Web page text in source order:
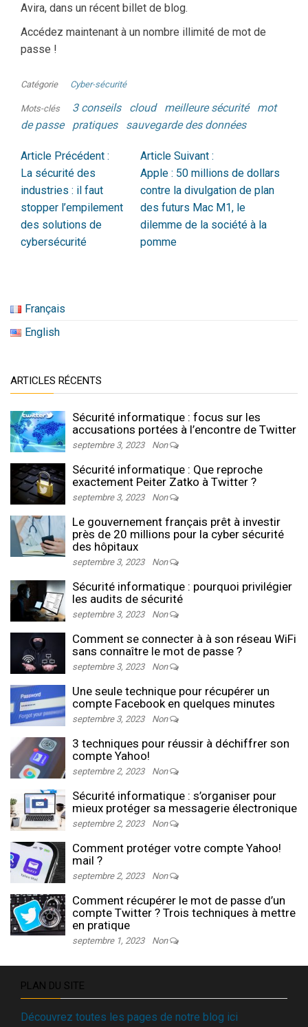
Avira, dans un récent billet de blog.
Accédez maintenant à un nombre illimité de mot de
passe !
Catégorie Cyber-sécurité
Mots-clés 3 conseils cloud meilleure sécurité
mot
de passe
pratiques sauvegarde des données
Article Précédent :
La sécurité des
industries : il faut
stopper l’empilement
des solutions de
cybersécurité
Article Suivant :
Apple : 50 millions de dollars
contre la divulgation de plan
des futurs Mac M1, le
dilemme de la société à la
pomme
Français
English
ARTICLES RÉCENTS
Sécurité informatique : focus sur les
accusations portées à l’encontre de Twitter
septembre 3, 2023 Non
Sécurité informatique : Que reproche
exactement Peiter Zatko à Twitter ?
septembre 3, 2023 Non
Le gouvernement français prêt à investir
près de 20 millions pour la cyber sécurité
des hôpitaux
septembre 3, 2023 Non
Sécurité informatique : pourquoi privilégier
les audits de sécurité
septembre 3, 2023 Non
Comment se connecter à à son réseau WiFi
sans connaître le mot de passe ?
septembre 3, 2023 Non
Une seule technique pour récupérer un
compte Facebook en quelques minutes
septembre 3, 2023 Non
3 techniques pour réussir à déchiffrer son
compte Yahoo!
septembre 2, 2023 Non
Sécurité informatique : s’organiser pour
mieux protéger sa messagerie électronique
septembre 2, 2023 Non
Comment protéger votre compte Yahoo!
mail ?
septembre 2, 2023 Non
Comment récupérer le mot de passe d’un
compte Twitter ? Trois techniques à mettre
en pratique
septembre 1, 2023 Non
PLAN DU SITE
Découvrez toutes les pages de notre blog ici